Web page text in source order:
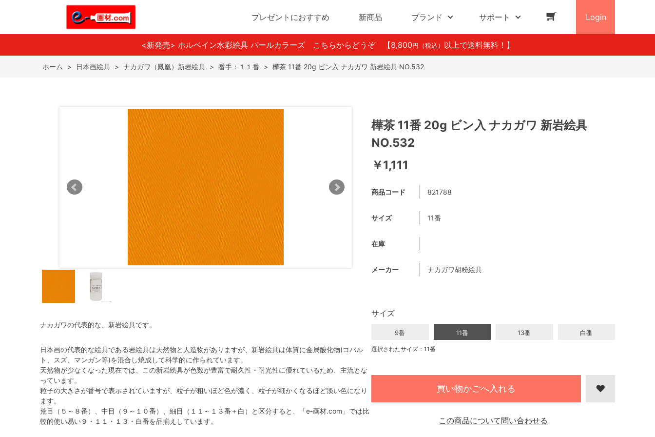
プレゼントにおすすめ 新商品 ブランド サポート Login
<新発売> ホルベイン水彩絵具 パールカラーズ こちらからどうぞ 【8,800 円（税込） 以上で送料無料！】
ホーム > 日本画絵具 > ナカガワ（鳳凰）新岩絵具 > 番手：１１番 > 樺茶 11番 20g ビン入 ナカガワ 新岩絵具 NO.532
ナカガワの代表的な、新岩絵具です。
日本画の代表的な絵具である岩絵具は天然物と人造物がありますが、新岩絵具は体質に金属酸化物(コバル
ト、スズ、マンガン等)を混合し焼成して科学的に作られています。
天然物が少なくなった現在では、この新岩絵具が色数が豊富で耐久性・耐光性に優れているため、主流とな
っています。
粒子の大きさが番号で表示されていますが、粒子が粗いほど色が濃く、粒子が細かくなるほど淡い色になり
ます。
荒目（５～８番）、中目（９～１０番）、細目（１１～１３番＋白）と区分すると、「e-画材.com」では比
較的使い易い９・１１・１３・白番を品揃えしています。
樺茶 11番 20g ビン入 ナカガワ 新岩絵具
NO.532
￥1,111
商品コード 821788
サイズ 11番
在庫
メーカー ナカガワ胡粉絵具
サイズ
9番 11番 13番 白番
選択されたサイズ：11番
買い物かごへ入れる
この商品について問い合わせる